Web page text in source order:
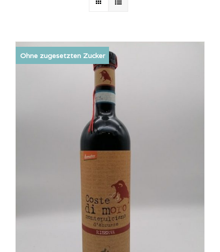
Ohne zugesetzten Zucker